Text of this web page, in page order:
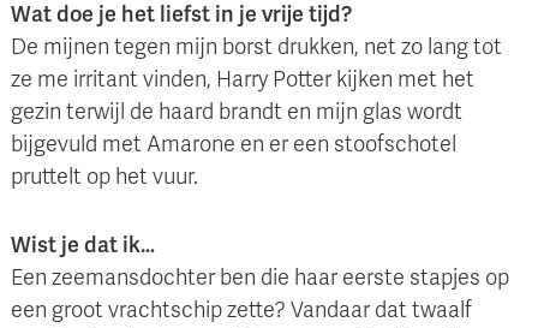
Wat doe je het liefst in je vrije tijd?
De mijnen tegen mijn borst drukken, net zo lang tot
ze me irritant vinden, Harry Potter kijken met het
gezin terwijl de haard brandt en mijn glas wordt
bijgevuld met Amarone en er een stoofschotel
pruttelt op het vuur.
Wist je dat ik…
Een zeemansdochter ben die haar eerste stapjes op
een groot vrachtschip zette? Vandaar dat twaalf